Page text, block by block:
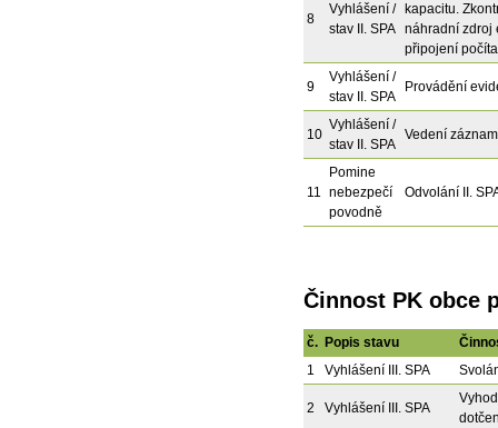
8
Vyhlášení /
stav II. SPA
kapacitu.
náhradní zdroj
připojení
9
Vyhlášení /
stav II. SPA
Provádění
10
Vyhlášení /
stav II. SPA
Vedení
11
Pomine
nebezpečí
povodně
Odvolání II.
Činnost PK obce
č. Popis stavu
1
Vyhlášení III. SPA
2 Vyhlášení III. SPA